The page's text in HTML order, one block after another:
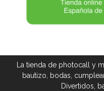
La tienda de photocall y
bautizo, bodas,
Divertidos,